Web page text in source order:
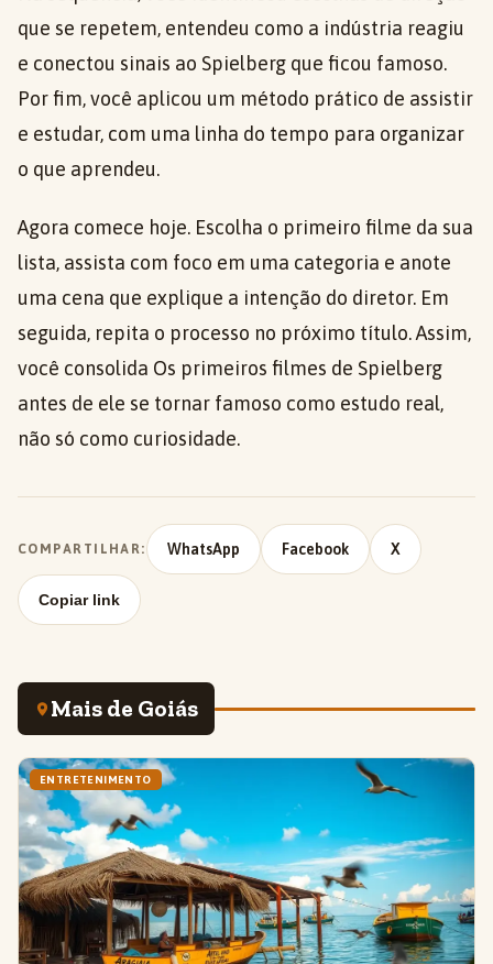
que se repetem, entendeu como a indústria reagiu
e conectou sinais ao Spielberg que ficou famoso.
Por fim, você aplicou um método prático de assistir
e estudar, com uma linha do tempo para organizar
o que aprendeu.
Agora comece hoje. Escolha o primeiro filme da sua
lista, assista com foco em uma categoria e anote
uma cena que explique a intenção do diretor. Em
seguida, repita o processo no próximo título. Assim,
você consolida Os primeiros filmes de Spielberg
antes de ele se tornar famoso como estudo real,
não só como curiosidade.
COMPARTILHAR: WhatsApp Facebook X
Copiar link
Mais de Goiás
ENTRETENIMENTO